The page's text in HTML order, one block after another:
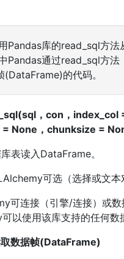
Pandas库的read_sql方
Pandas通过read_sql方
的代码。
，con，
None，chunksize =
表读入DataFrame。
可选（选择或文本
可连接（引擎/连接）或
以使用该库支持的任何数
数据帧(DataFrame)